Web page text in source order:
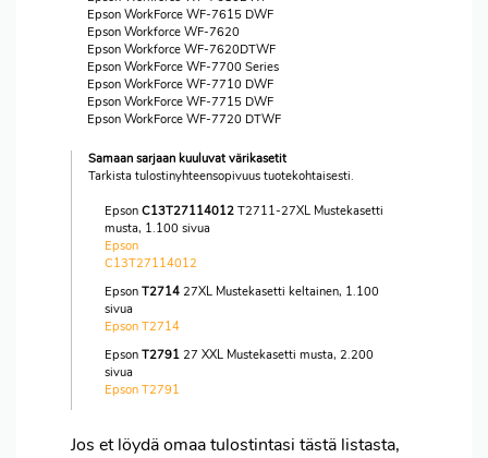
Epson WorkForce WF-7615 DWF
Epson Workforce WF-7620
Epson Workforce WF-7620DTWF
Epson WorkForce WF-7700 Series
Epson WorkForce WF-7710 DWF
Epson WorkForce WF-7715 DWF
Epson WorkForce WF-7720 DTWF
Samaan sarjaan kuuluvat värikasetit
Tarkista tulostinyhteensopivuus tuotekohtaisesti.
Epson C13T27114012 T2711-27XL Mustekasetti
musta, 1.100 sivua
Epson
C13T27114012
Epson T2714 27XL Mustekasetti keltainen, 1.100
sivua
Epson T2714
Epson T2791 27 XXL Mustekasetti musta, 2.200
sivua
Epson T2791
Jos et löydä omaa tulostintasi tästä listasta,